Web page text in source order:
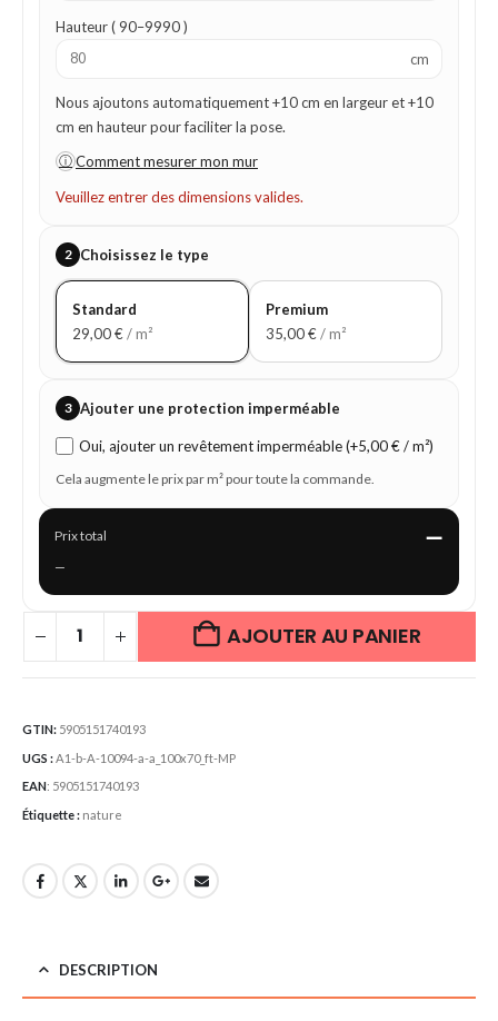
Hauteur ( 90–9990 )
cm
Nous ajoutons automatiquement +10 cm en largeur et +10
cm en hauteur pour faciliter la pose.
ⓘ Comment mesurer mon mur
Veuillez entrer des dimensions valides.
2 Choisissez le type
Standard
29,00€/ m²
Premium
35,00€/ m²
3 Ajouter une protection imperméable
Oui, ajouter un revêtement imperméable (+5,00 € / m²)
Cela augmente le prix par m² pour toute la commande.
Prix total —
—
AJOUTER AU PANIER
GTIN: 5905151740193
UGS :A1-b-A-10094-a-a_100x70_ft-MP
EAN: 5905151740193
Étiquette : nature
DESCRIPTION